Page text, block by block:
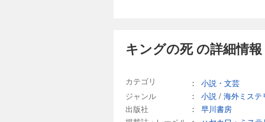
キングの死 の詳細情報
カテゴリ ：
小説・文芸
ジャンル
： 小説 / 海外ミステ
出版社
：
早川書房